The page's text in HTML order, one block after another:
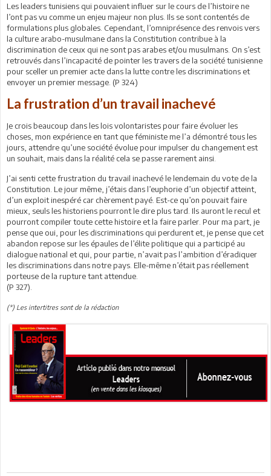
Les leaders tunisiens qui pouvaient influer sur le cours de l’histoire ne
l’ont pas vu comme un enjeu majeur non plus. Ils se sont contentés de
formulations plus globales. Cependant, l’omniprésence des renvois vers
la culture arabo-musulmane dans la Constitution contribue à la
discrimination de ceux qui ne sont pas arabes et/ou musulmans. On s’est
retrouvés dans l’incapacité de pointer les travers de la société tunisienne
pour sceller un premier acte dans la lutte contre les discriminations et
envoyer un premier message. (P 324)
La frustration d’un travail inachevé
Je crois beaucoup dans les lois volontaristes pour faire évoluer les
choses, mon expérience en tant que féministe me l’a démontré tous les
jours, attendre qu’une société évolue pour impulser du changement est
un souhait, mais dans la réalité cela se passe rarement ainsi.
J’ai senti cette frustration du travail inachevé le lendemain du vote de la
Constitution. Le jour même, j’étais dans l’euphorie d’un objectif atteint,
d’un exploit inespéré car chèrement payé. Est-ce qu’on pouvait faire
mieux, seuls les historiens pourront le dire plus tard. Ils auront le recul et
pourront compiler toute cette histoire et la faire parler. Pour ma part, je
pense que oui, pour les discriminations qui perdurent et, je pense que cet
abandon repose sur les épaules de l’élite politique qui a participé au
dialogue national et qui, pour partie, n’avait pas l’ambition d’éradiquer
les discriminations dans notre pays. Elle-même n’était pas réellement
porteuse de la rupture tant attendue.
(P 327).
(*) Les intertitres sont de la rédaction